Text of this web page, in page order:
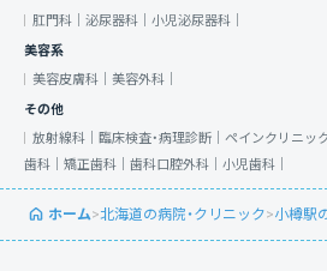
肛門科｜ 泌尿器科｜ 小児泌尿器科｜
美容系
美容皮膚科｜ 美容外科｜
その他
放射線科｜ 臨床検査・病理診断｜ ペインクリニック
歯科｜ 矯正歯科｜ 歯科口腔外科｜ 小児歯科｜
ホーム>北海道の病院・クリニック>小樽駅